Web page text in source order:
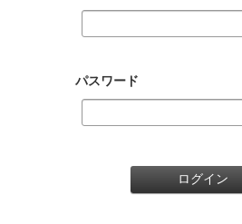
パスワード